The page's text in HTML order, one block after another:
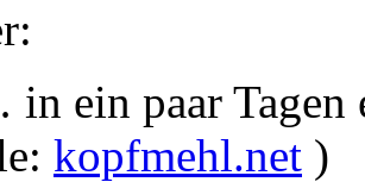
ein paar Tagen
kopfmehl.net )